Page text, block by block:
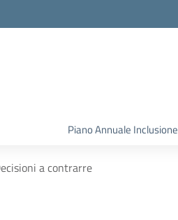
Piano Annuale Inclusione
a contrarre